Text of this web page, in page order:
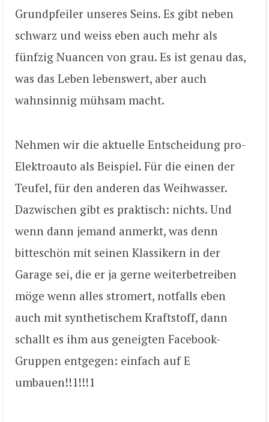
Grundpfeiler unseres Seins. Es gibt neben
schwarz und weiss eben auch mehr als
fünfzig Nuancen von grau. Es ist genau das,
was das Leben lebenswert, aber auch
wahnsinnig mühsam macht.
Nehmen wir die aktuelle Entscheidung pro-
Elektroauto als Beispiel. Für die einen der
Teufel, für den anderen das Weihwasser.
Dazwischen gibt es praktisch: nichts. Und
wenn dann jemand anmerkt, was denn
bitteschön mit seinen Klassikern in der
Garage sei, die er ja gerne weiterbetreiben
möge wenn alles stromert, notfalls eben
auch mit synthetischem Kraftstoff, dann
schallt es ihm aus geneigten Facebook-
Gruppen entgegen: einfach auf E
umbauen!!1!!!1